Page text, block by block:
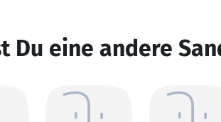
Du eine andere